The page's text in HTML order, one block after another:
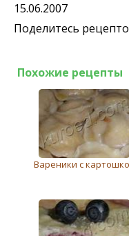
15.06.2007
Поделитесь
Похожие рецепты
Вареники с